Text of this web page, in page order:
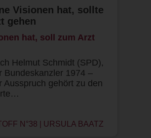
Visionen hat, sollte
gehen
hat, soll zum Arzt
Helmut Schmidt (SPD),
Bundeskanzler 1974 –
Ausspruch gehört zu den
N°38 | URSULA BAATZ